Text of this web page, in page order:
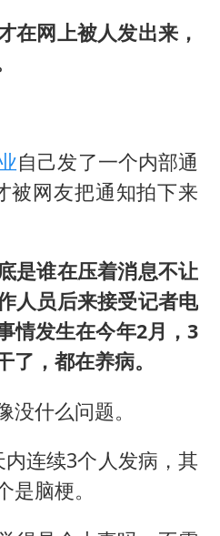
在网上被人发出来，
自己发了一个内部通
被网友把通知拍下来
是谁在压着消息不让
人员后来接受记者电
情发生在今年2月，3
了，都在养病。
什么问题。
连续3个人发病，其
脑梗。